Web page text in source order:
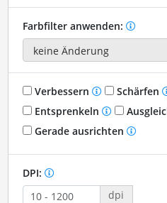
Farbfilter anwenden:
Verbessern Schärfen
Entsprenkeln
Gerade ausrichten
DPI:
dpi